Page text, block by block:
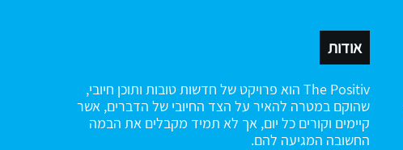
אודות
The Positiv הוא פרויקט של חדשות טובות ותוכן חיובי,
שהוקם במטרה להאיר על הצד החיובי של הדברים, אשר
קיימים וקורים כל יום, אך לא תמיד מקבלים את הבמה
החשובה המגיעה להם.